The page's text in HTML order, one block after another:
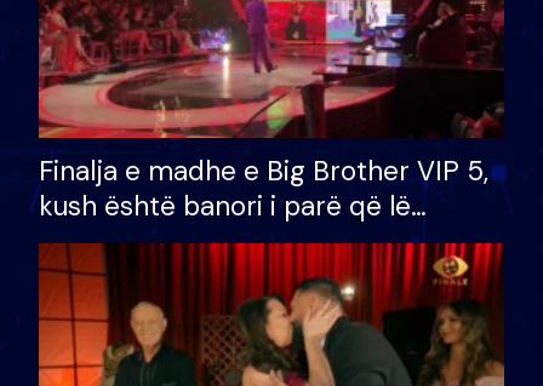
Finalja e madhe e Big Brother VIP 5,
kush është banori i parë që lë
shtëpinë dhe humb mundësinë për
të fituar çmimin e madh